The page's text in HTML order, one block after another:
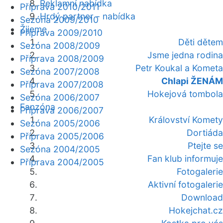
Reklamní nabídka
Hrdý partner - nabídka
Žijeme
Děti dětem
Jsme jedna rodina
Petr Koukal a Kometa
Chlapi ŽENÁM
Hokejová tombola
Fanzóna
Království Komety
Dortiáda
Ptejte se
Fan klub informuje
Fotogalerie
Aktivní fotogalerie
Download
Hokejchat.cz
Příprava 2010/2011
Sezóna 2009/2010
Příprava 2009/2010
Sezóna 2008/2009
Příprava 2008/2009
Sezóna 2007/2008
Příprava 2007/2008
Sezóna 2006/2007
Příprava 2006/2007
Sezóna 2005/2006
Příprava 2005/2006
Sezóna 2004/2005
Příprava 2004/2005